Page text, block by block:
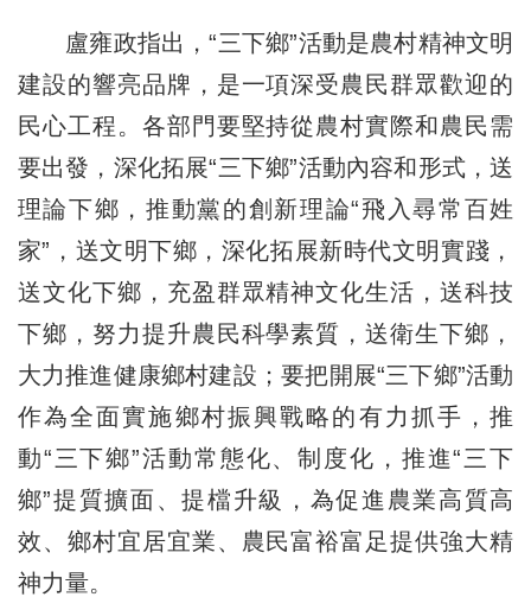
盧雍政指出，“三下鄉”活動是農村精神文明
建設的響亮品牌，是一項深受農民群眾歡迎的
民心工程。各部門要堅持從農村實際和農民需
要出發，深化拓展“三下鄉”活動內容和形式，送
理論下鄉，推動黨的創新理論“飛入尋常百姓
家”，送文明下鄉，深化拓展新時代文明實踐，
送文化下鄉，充盈群眾精神文化生活，送科技
下鄉，努力提升農民科學素質，送衛生下鄉，
大力推進健康鄉村建設；要把開展“三下鄉”活動
作為全面實施鄉村振興戰略的有力抓手，推
動“三下鄉”活動常態化、制度化，推進“三下
鄉”提質擴面、提檔升級，為促進農業高質高
效、鄉村宜居宜業、農民富裕富足提供強大精
神力量。